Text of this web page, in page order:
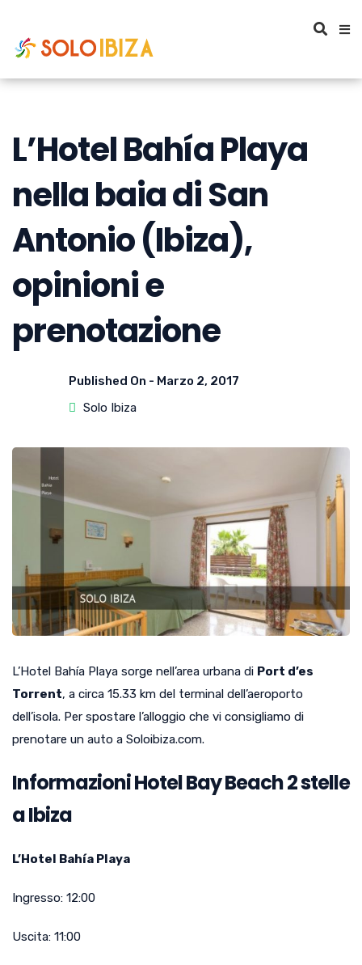
L’Hotel Bahía Playa
nella baia di San
Antonio (Ibiza),
opinioni e
prenotazione
Published On - Marzo 2, 2017
Solo Ibiza
L’Hotel Bahía Playa sorge nell’area urbana di Port d’es
Torrent, a circa 15.33 km del terminal dell’aeroporto
dell’isola. Per spostare l’alloggio che vi consigliamo di
prenotare un auto a Soloibiza.com.
Informazioni Hotel Bay Beach 2 stelle
a Ibiza
L’Hotel Bahía Playa
Ingresso: 12:00
Uscita: 11:00